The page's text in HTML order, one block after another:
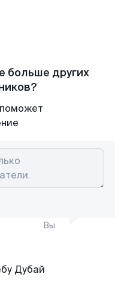
больше других
Вы